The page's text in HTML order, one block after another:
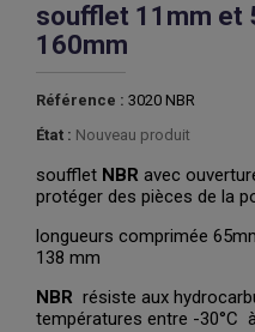
soufflet 11mm et
160mm
Référence : 3020 NBR
État : Nouveau produit
soufflet NBR avec
protéger des pièces de la
longueurs comprimée
138 mm
NBR résiste aux
températures entre -30°C